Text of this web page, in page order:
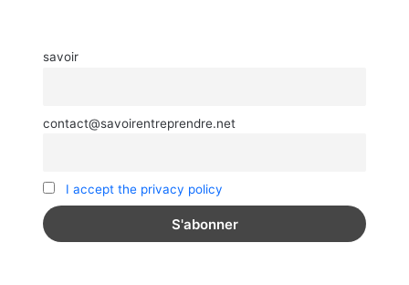
savoir
contact@savoirentreprendre.net
I accept the privacy policy